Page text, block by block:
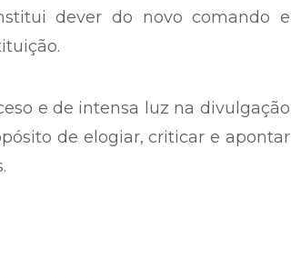
dever do novo comando e
e de intensa luz na divulgação
de elogiar, criticar e apontar